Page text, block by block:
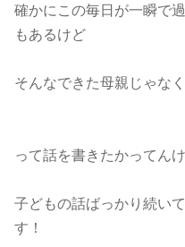
確かにこの毎日が一瞬で
もあるけど
そんなできた母親じゃなく
って話を書きたかってん
子どもの話ばっかり続い
す！